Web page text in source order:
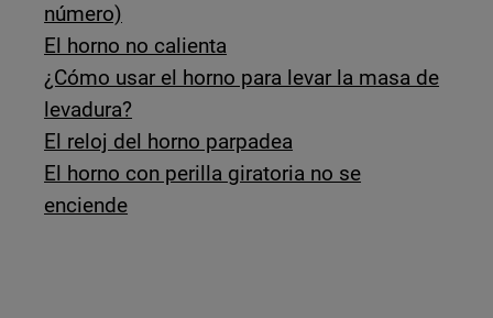
número)
El horno no calienta
¿Cómo usar el horno para levar la masa de
levadura?
El reloj del horno parpadea
El horno con perilla giratoria no se
enciende